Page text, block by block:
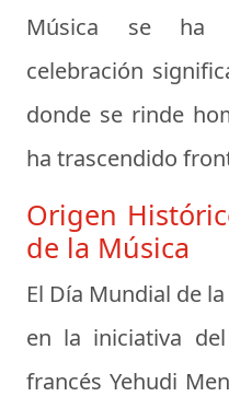
Música se ha
celebración
donde se rinde
ha trascendido
Origen
de la Música
El Día Mundial de
en la iniciativa
francésYehudi